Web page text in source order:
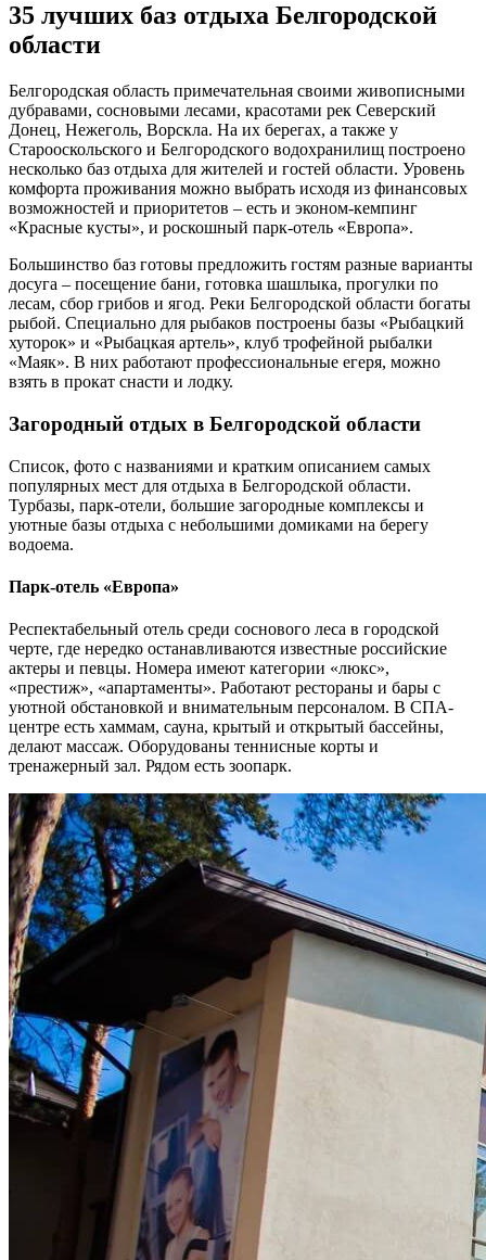
35 лучших баз отдыха Белгородской
области
Белгородская область примечательная своими живописными
дубравами, сосновыми лесами, красотами рек Северский
Донец, Нежеголь, Ворскла. На их берегах, а также у
Старооскольского и Белгородского водохранилищ построено
несколько баз отдыха для жителей и гостей области. Уровень
комфорта проживания можно выбрать исходя из финансовых
возможностей и приоритетов – есть и эконом-кемпинг
«Красные кусты», и роскошный парк-отель «Европа».
Большинство баз готовы предложить гостям разные варианты
досуга – посещение бани, готовка шашлыка, прогулки по
лесам, сбор грибов и ягод. Реки Белгородской области богаты
рыбой. Специально для рыбаков построены базы «Рыбацкий
хуторок» и «Рыбацкая артель», клуб трофейной рыбалки
«Маяк». В них работают профессиональные егеря, можно
взять в прокат снасти и лодку.
Загородный отдых в Белгородской области
Список, фото с названиями и кратким описанием самых
популярных мест для отдыха в Белгородской области.
Турбазы, парк-отели, большие загородные комплексы и
уютные базы отдыха с небольшими домиками на берегу
водоема.
Парк-отель «Европа»
Респектабельный отель среди соснового леса в городской
черте, где нередко останавливаются известные российские
актеры и певцы. Номера имеют категории «люкс»,
«престиж», «апартаменты». Работают рестораны и бары с
уютной обстановкой и внимательным персоналом. В СПА-
центре есть хаммам, сауна, крытый и открытый бассейны,
делают массаж. Оборудованы теннисные корты и
тренажерный зал. Рядом есть зоопарк.